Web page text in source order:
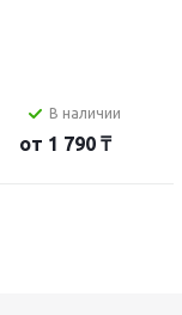
В наличии
от 1 790 ₸